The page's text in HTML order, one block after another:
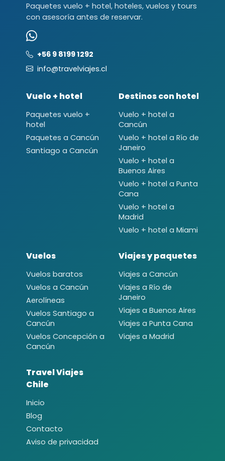
Paquetes vuelo + hotel, hoteles, vuelos y tours
con asesoría antes de reservar.
+56 9 8199 1292
info@travelviajes.cl
Vuelo + hotel
Paquetes vuelo +
hotel
Paquetes a Cancún
Santiago a Cancún
Destinos con hotel
Vuelo + hotel a
Cancún
Vuelo + hotel a Río de
Janeiro
Vuelo + hotel a
Buenos Aires
Vuelo + hotel a Punta
Cana
Vuelo + hotel a
Madrid
Vuelo + hotel a Miami
Vuelos
Vuelos baratos
Vuelos a Cancún
Aerolíneas
Vuelos Santiago a
Cancún
Vuelos Concepción a
Cancún
Viajes y paquetes
Viajes a Cancún
Viajes a Río de
Janeiro
Viajes a Buenos Aires
Viajes a Punta Cana
Viajes a Madrid
Travel Viajes
Chile
Inicio
Blog
Contacto
Aviso de privacidad